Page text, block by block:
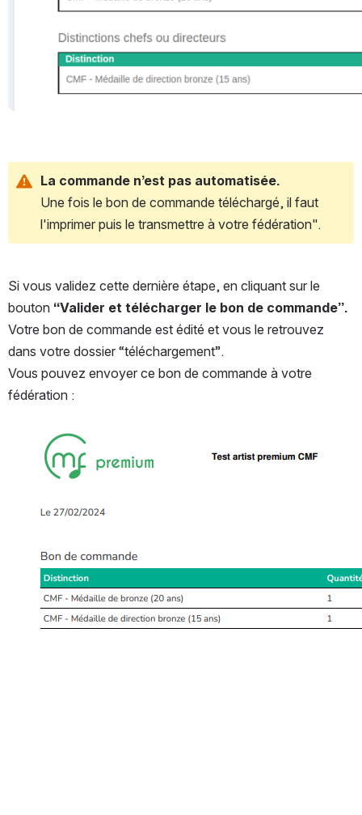
La commande n’est pas automatisée.
Une fois le bon de commande téléchargé, il faut
l'imprimer puis le transmettre à votre fédération".
Si vous validez cette dernière étape, en cliquant sur le
bouton “Valider et télécharger le bon de commande”.
Votre bon de commande est édité et vous le retrouvez
dans votre dossier “téléchargement”.
Vous pouvez envoyer ce bon de commande à votre
fédération :